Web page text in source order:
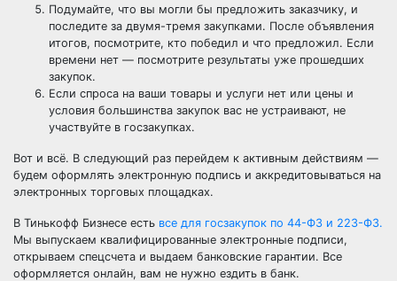
Подумайте, что вы могли бы предложить заказчику, и
последите за двумя-тремя закупками. После объявления
итогов, посмотрите, кто победил и что предложил. Если
времени нет — посмотрите результаты уже прошедших
закупок.
Если спроса на ваши товары и услуги нет или цены и
условия большинства закупок вас не устраивают, не
участвуйте в госзакупках.
Вот и всё. В следующий раз перейдем к активным действиям —
будем оформлять электронную подпись и аккредитовываться на
электронных торговых площадках.
В Тинькофф Бизнесе есть все для госзакупок по 44-ФЗ и 223-ФЗ.
Мы выпускаем квалифицированные электронные подписи,
открываем спецсчета и выдаем банковские гарантии. Все
оформляется онлайн, вам не нужно ездить в банк.